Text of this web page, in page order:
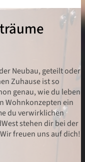
Neubau, geteilt oder
Zuhause ist so
genau, wie du leben
Wohnkonzepten ein
du verwirklichen
stehen dir bei der
freuen uns auf dich!